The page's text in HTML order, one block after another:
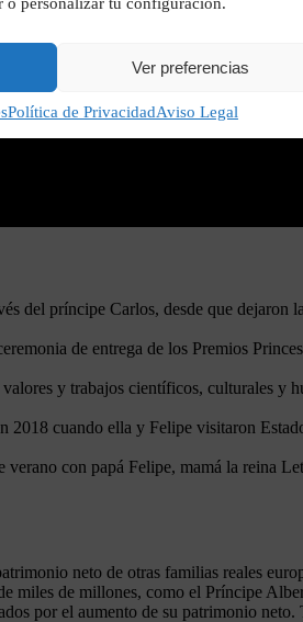
Ver preferencias
Política de PrivacidadAviso Legal
del príncipe Carlos, desde que
de entrega de los Premios
y trabajos científicos, culturales y
cuando ella y Felipe visitaron
con papá Felipe, mamá la reina
neto de otras familias reales
miles de millones, como el Príncipe
por el aumento de su patrimonio